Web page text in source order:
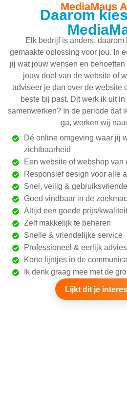
MediaMaus
Daarom
Elk bedrijf is anders,
gemaakte oplossing voor jou. In
jij wat jouw wensen en
jouw doel van de website of
adviseer je dan over de website
beste bij past. Dit werk ik uit
samenwerken? In de periode dat
ga, werken wij
Dé online omgeving waar jij
zichtbaarheid
Een website of webshop van
Responsief design voor alle
Snel, veilig &
Goed vindbaar in de
Altijd een goede prijs/
Zelf makkelijk te beheren
Snelle & vriendelijke service
Professioneel & eerlijk advies
Korte lijntjes in de
Ik denk graag mee met de
Lijkt dit je